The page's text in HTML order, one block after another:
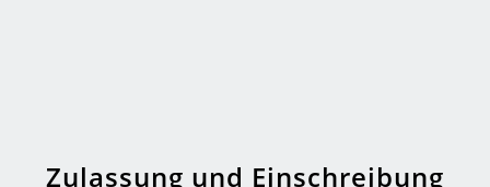
Zulassung und Einschreibung